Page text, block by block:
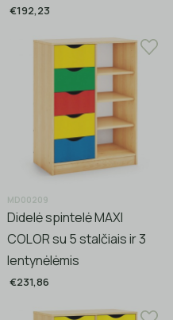
€192,23
MD00209
Didelė spintelė MAXI
COLOR su 5 stalčiais ir 3
lentynėlėmis
€231,86